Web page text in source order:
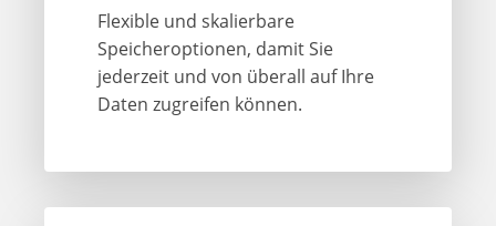
Flexible und skalierbare
Speicheroptionen, damit Sie
jederzeit und von überall auf Ihre
Daten zugreifen können.